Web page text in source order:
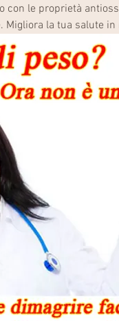
con le proprietà
la tua salute in